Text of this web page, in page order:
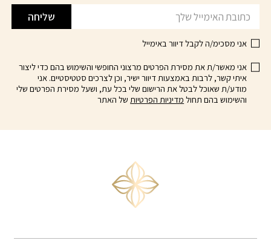
ניתן
לבחור
האפשרויות
בעמוד
המוצר
שליחה
אני מסכימ/ה לקבל דיוור באימייל
אני מאשר/ת את מסירת הפרטים מרצוני החופשי והשימוש בהם כדי ליצור
איתי קשר, לרבות באמצעות דיוור ישיר, וכן לצרכים סטטיסטיים. אני
מודע/ת שאוכל לבטל את הרישום שלי בכל עת, ושעל מסירת הפרטים שלי
והשימוש בהם תחול מדיניות הפרטיות של האתר